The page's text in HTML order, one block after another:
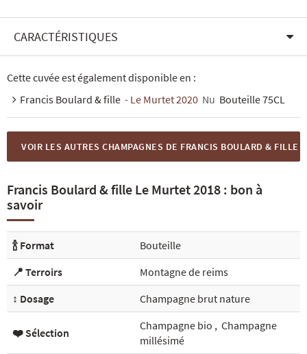
CARACTÉRISTIQUES
Cette cuvée est également disponible en :
Francis Boulard & fille - Le Murtet 2020 Nu Bouteille 75CL
VOIR LES AUTRES CHAMPAGNES DE FRANCIS BOULARD & FILLE
Francis Boulard & fille Le Murtet 2018 : bon à
savoir
🍾 Format
Bouteille
📍 Terroirs
Montagne de reims
↕️ Dosage
Champagne brut nature
❤️ Sélection
Champagne bio , Champagne
millésimé